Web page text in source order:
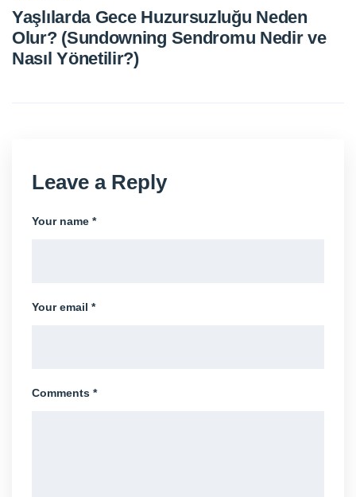
Yaşlılarda Gece Huzursuzluğu Neden
Olur? (Sundowning Sendromu Nedir ve
Nasıl Yönetilir?)
Leave a Reply
Your name *
Your email *
Comments *